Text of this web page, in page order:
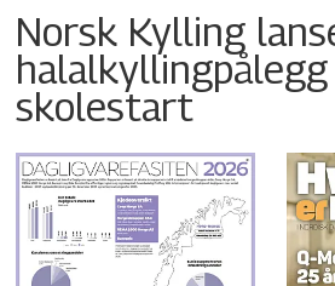
Norsk Kylling
skolestart